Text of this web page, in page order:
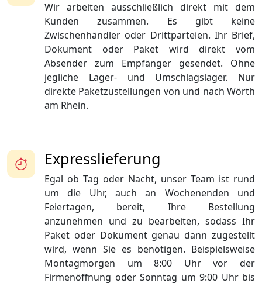
Wir arbeiten ausschließlich direkt mit dem
Kunden zusammen. Es gibt keine
Zwischenhändler oder Drittparteien. Ihr Brief,
Dokument oder Paket wird direkt vom
Absender zum Empfänger gesendet. Ohne
jegliche Lager- und Umschlagslager. Nur
direkte Paketzustellungen von und nach Wörth
am Rhein.
Expresslieferung
Egal ob Tag oder Nacht, unser Team ist rund
um die Uhr, auch an Wochenenden und
Feiertagen, bereit, Ihre Bestellung
anzunehmen und zu bearbeiten, sodass Ihr
Paket oder Dokument genau dann zugestellt
wird, wenn Sie es benötigen. Beispielsweise
Montagmorgen um 8:00 Uhr vor der
Firmenöffnung oder Sonntag um 9:00 Uhr bis